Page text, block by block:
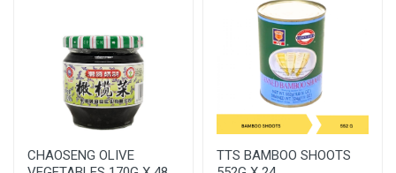
CHAOSENG OLIVE
TTS BAMBOO SHOOTS